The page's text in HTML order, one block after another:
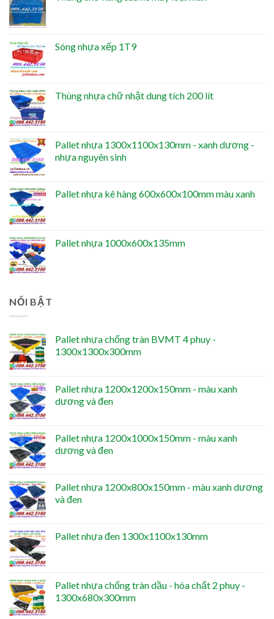
Sóng nhựa xếp 1T9
Thùng nhựa chữ nhật dung tích 200 lít
Pallet nhựa 1300x1100x130mm - xanh dương -
nhựa nguyên sinh
Pallet nhựa kê hàng 600x600x100mm màu xanh
Pallet nhựa 1000x600x135mm
NỔI BẬT
Pallet nhựa chống tràn BVMT 4 phuy -
1300x1300x300mm
Pallet nhựa 1200x1200x150mm - màu xanh
dương và đen
Pallet nhựa 1200x1000x150mm - màu xanh
dương và đen
Pallet nhựa 1200x800x150mm - màu xanh dương
và đen
Pallet nhựa đen 1300x1100x130mm
Pallet nhựa chống tràn dầu - hóa chất 2 phuy -
1300x680x300mm